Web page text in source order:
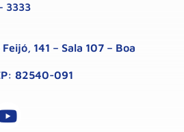
3333
141 – Sala 107 – Boa
82540-091